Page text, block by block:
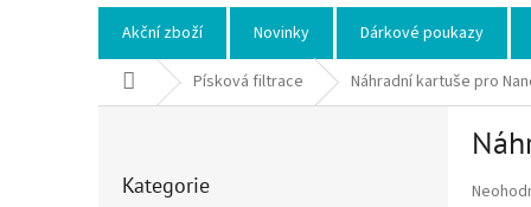
Akční zboží Novinky Dárkové poukazy
Domů Písková filtrace Náhradní kartuše pro
Kategorie